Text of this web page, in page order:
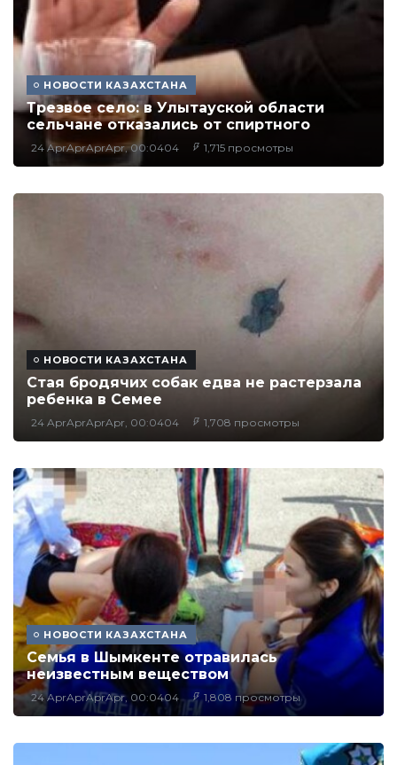
НОВОСТИ КАЗАХСТАНА
Трезвое село: в Улытауской области
сельчане отказались от спиртного
24 AprAprAprApr, 00:0404 1,715 просмотры
НОВОСТИ КАЗАХСТАНА
Стая бродячих собак едва не растерзала
ребенка в Семее
24 AprAprAprApr, 00:0404 1,708 просмотры
НОВОСТИ КАЗАХСТАНА
Семья в Шымкенте отравилась
неизвестным веществом
24 AprAprAprApr, 00:0404 1,808 просмотры